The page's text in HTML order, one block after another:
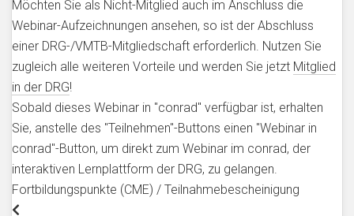
Möchten Sie als Nicht-Mitglied auch im Anschluss die
Webinar-Aufzeichnungen ansehen, so ist der Abschluss
einer DRG-/VMTB-Mitgliedschaft erforderlich. Nutzen Sie
zugleich alle weiteren Vorteile und werden Sie jetzt Mitglied
in der DRG!
Sobald dieses Webinar in "conrad" verfügbar ist, erhalten
Sie, anstelle des "Teilnehmen"-Buttons einen "Webinar in
conrad"-Button, um direkt zum Webinar im conrad, der
interaktiven Lernplattform der DRG, zu gelangen.
Fortbildungspunkte (CME) / Teilnahmebescheinigung